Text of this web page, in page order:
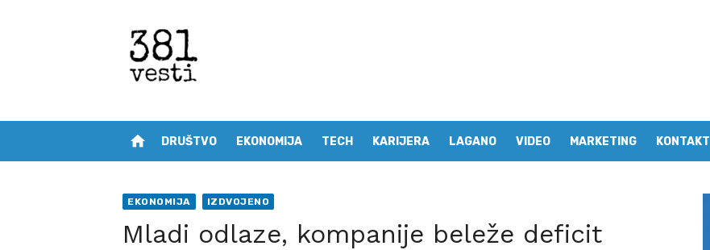
home DRUŠTVO EKONOMIJA TECH KARIJERA LAGANO VIDEO MARKETING KONTAKT
EKONOMIJA IZDVOJENO
Mladi odlaze, kompanije beleže deficit